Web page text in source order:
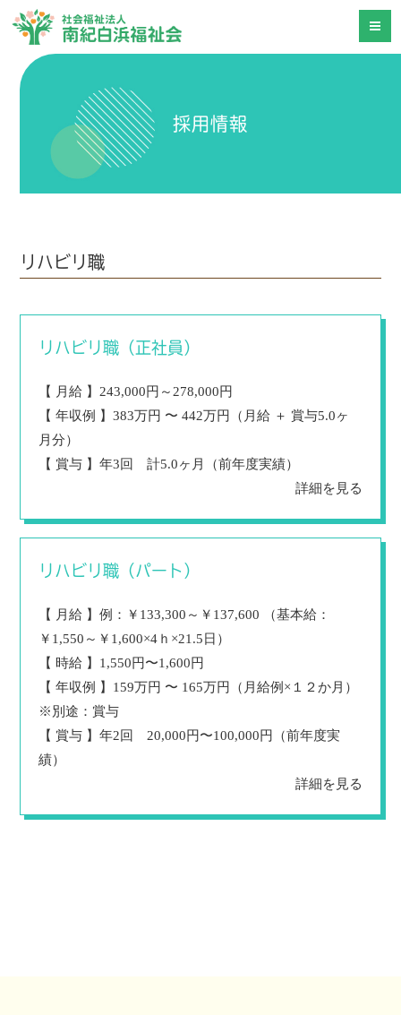
採用情報
リハビリ職
リハビリ職（正社員）
【 月給 】243,000円～278,000円
【 年収例 】383万円 〜 442万円（月給 ＋ 賞与5.0ヶ
月分）
【 賞与 】年3回 計5.0ヶ月（前年度実績）
詳細を見る
リハビリ職（パート）
【 月給 】例：￥133,300～￥137,600 （基本給：
￥1,550～￥1,600×4ｈ×21.5日）
【 時給 】1,550円〜1,600円
【 年収例 】159万円 〜 165万円（月給例×１２か月）
※別途：賞与
【 賞与 】年2回 20,000円〜100,000円（前年度実
績）
詳細を見る